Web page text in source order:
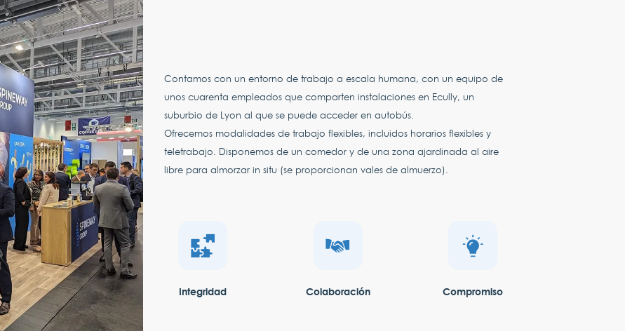
Contamos con un entorno de trabajo a escala humana, con un equipo de
unos cuarenta empleados que comparten instalaciones en Ecully, un
suburbio de Lyon al que se puede acceder en autobús.
Ofrecemos modalidades de trabajo flexibles, incluidos horarios flexibles y
teletrabajo. Disponemos de un comedor y de una zona ajardinada al aire
libre para almorzar in situ (se proporcionan vales de almuerzo).
Integridad Colaboración Compromiso